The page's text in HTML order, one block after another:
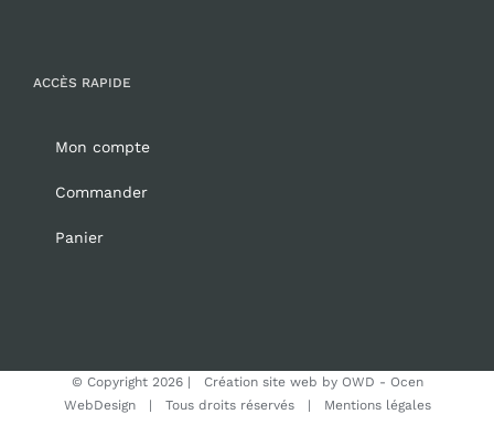
ACCÈS RAPIDE
Mon compte
Commander
Panier
© Copyright 2026 | Création site web by OWD - Ocen
WebDesign| Tous droits réservés | Mentions légales